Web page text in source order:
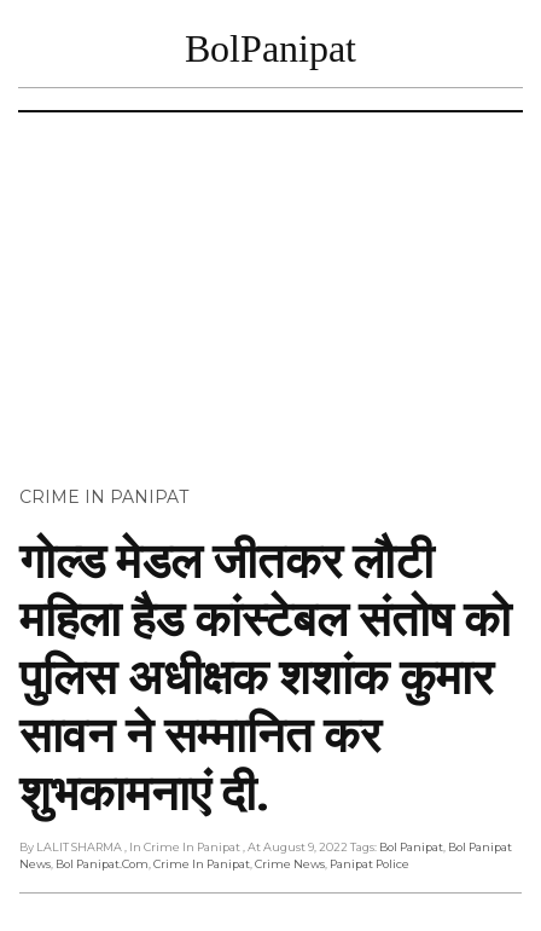
BolPanipat
CRIME IN PANIPAT
गोल्ड मेडल जीतकर लौटी
महिला हैड कांस्टेबल संतोष को
पुलिस अधीक्षक शशांक कुमार
सावन ने सम्मानित कर
शुभकामनाएं दी.
By LALIT SHARMA , In Crime In Panipat , At August 9, 2022 Tags: Bol Panipat Bol Panipat
News Bol Panipat.com Crime In Panipat Crime News Panipat Police